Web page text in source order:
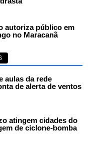
autoriza público em
no Maracanã
aulas da rede
de alerta de ventos
atingem cidades do
de ciclone-bomba